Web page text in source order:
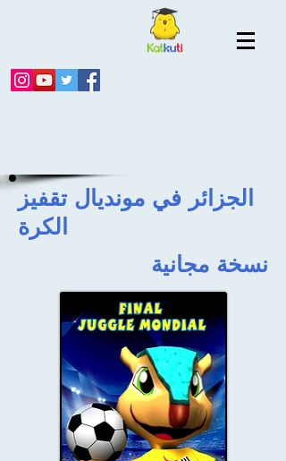
الجزائر في مونديال تقفيز
الكرة
نسخة مجانية